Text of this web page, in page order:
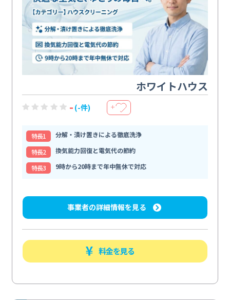
ホワイトハウス
- (-件) ＋
特⻑1
分解・漬け置きによる徹底洗浄
特⻑2
換気能力回復と電気代の節約
特⻑3
9時から20時まで年中無休で対応
事業者の詳細情報を見る
料金を見る